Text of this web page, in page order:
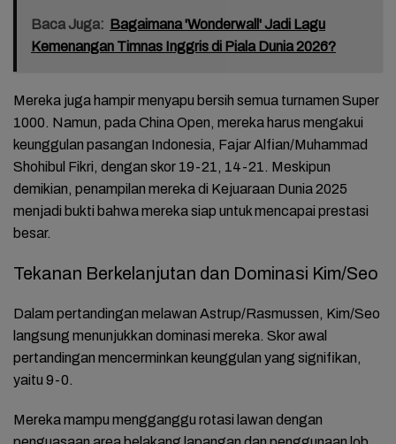
Baca Juga: Bagaimana 'Wonderwall' Jadi Lagu
Kemenangan Timnas Inggris di Piala Dunia 2026?
Mereka juga hampir menyapu bersih semua turnamen Super
1000. Namun, pada China Open, mereka harus mengakui
keunggulan pasangan Indonesia, Fajar Alfian/Muhammad
Shohibul Fikri, dengan skor 19-21, 14-21. Meskipun
demikian, penampilan mereka di Kejuaraan Dunia 2025
menjadi bukti bahwa mereka siap untuk mencapai prestasi
besar.
Tekanan Berkelanjutan dan Dominasi Kim/Seo
Dalam pertandingan melawan Astrup/Rasmussen, Kim/Seo
langsung menunjukkan dominasi mereka. Skor awal
pertandingan mencerminkan keunggulan yang signifikan,
yaitu 9-0.
Mereka mampu mengganggu rotasi lawan dengan